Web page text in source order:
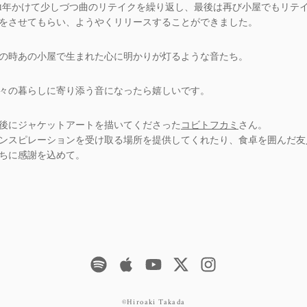
年かけて少しづつ曲のリテイクを繰り返し、最後は再び小屋でもリテ
させてもらい、ようやくリリースすることができました。
時あの小屋で生まれた心に明かりが灯るような音たち。
の暮らしに寄り添う音になったら嬉しいです。
にジャケットアートを描いてくださったコビトフカミ さん。
スピレーションを受け取る場所を提供してくれたり、食卓を囲んだ
に感謝を込めて。
©Hiroaki Takada